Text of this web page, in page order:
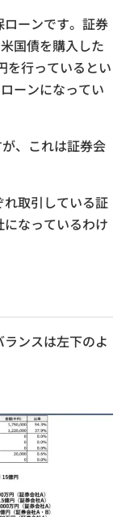
ーンです。証券
国債を購入した
を行っているとい
ーンになってい
、これは証券会
取引している証
なっているわけ
ンスは左下のよ